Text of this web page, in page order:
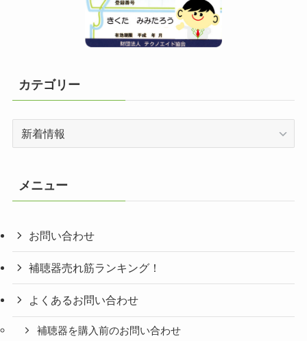
カテゴリー
カ
メニュー
お問い合わせ
補聴器売れ筋ランキング！
よくあるお問い合わせ
補聴器を購入前のお問い合わせ